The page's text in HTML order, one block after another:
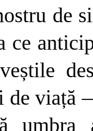
de
ce
de
umbra